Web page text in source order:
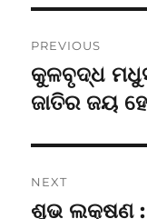
PREVIOUS
Previous
post:
କୁଳବୃଦ୍ଧ
ଜାତିର ଜୟ
NEXT
Next
ଶୁଭ ଲକ୍ଷଣ :